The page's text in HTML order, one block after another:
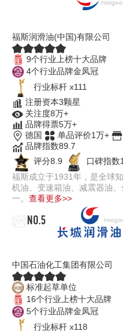
福斯润滑油(中国)有限公司
9个行业上榜十大品牌
4个行业品牌金凤冠
行业标杆 x111
注册资本3颗星
关注度8万+
品牌得票5万+
德国
单品评价1万+
品牌指数89.7
评分8.9
口碑指数
福斯成立于1931年，是全球
机油、变速箱油、减震器油
一。 查看更多>>
NO.5
中国石油化工集团有限公司
标准起草单位
16个行业上榜十大品牌
5个行业品牌金凤冠
行业标杆 x118